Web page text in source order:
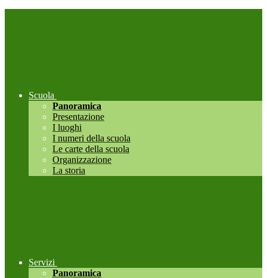
Scuola
Panoramica
Presentazione
I luoghi
I numeri della scuola
Le carte della scuola
Organizzazione
La storia
Servizi
Panoramica